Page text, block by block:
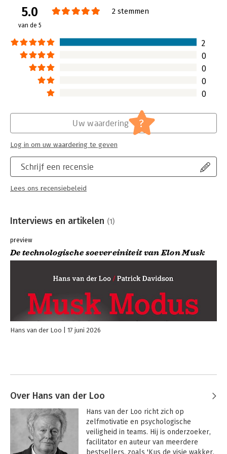
Verschijningsdatum:
1-7-2026
Hoofdrubriek:
5.0
van de 5
2 stemmen
2
0
0
0
0
Schrijf een recensie
Lees ons recensiebeleid
Uw waardering ?
Log in om uw waardering te geven
Interviews en artikelen (1)
preview
De technologische soevereiniteit van Elon Musk
Hans van der Loo 17 juni 2026
Over Hans van der Loo
Hans van der Loo richt zich op
zelfmotivatie en psychologische
veiligheid in teams. Hij is onderzoeker,
facilitator en auteur van meerdere
bestsellers, zoals 'Kus de visie wakker,